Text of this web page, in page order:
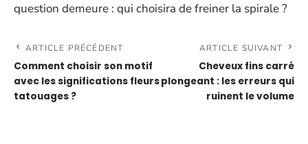
question demeure : qui choisira de freiner la spirale ?
ARTICLE PRÉCÉDENT
Comment choisir son motif
avec les significations fleurs
tatouages ?
ARTICLE SUIVANT
Cheveux fins carré
plongeant : les erreurs qui
ruinent le volume